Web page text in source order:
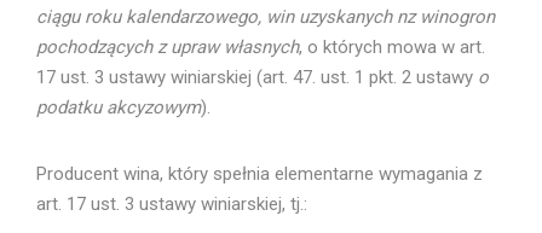
ciągu roku kalendarzowego, win uzyskanych nz winogron
pochodzących z upraw własnych, o których mowa w art.
17 ust. 3 ustawy winiarskiej (art. 47. ust. 1 pkt. 2 ustawy o
podatku akcyzowym).
Producent wina, który spełnia elementarne wymagania z
art. 17 ust. 3 ustawy winiarskiej, tj.: